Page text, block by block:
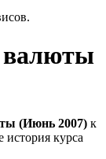
валюты
(Июнь 2007) к
история курса